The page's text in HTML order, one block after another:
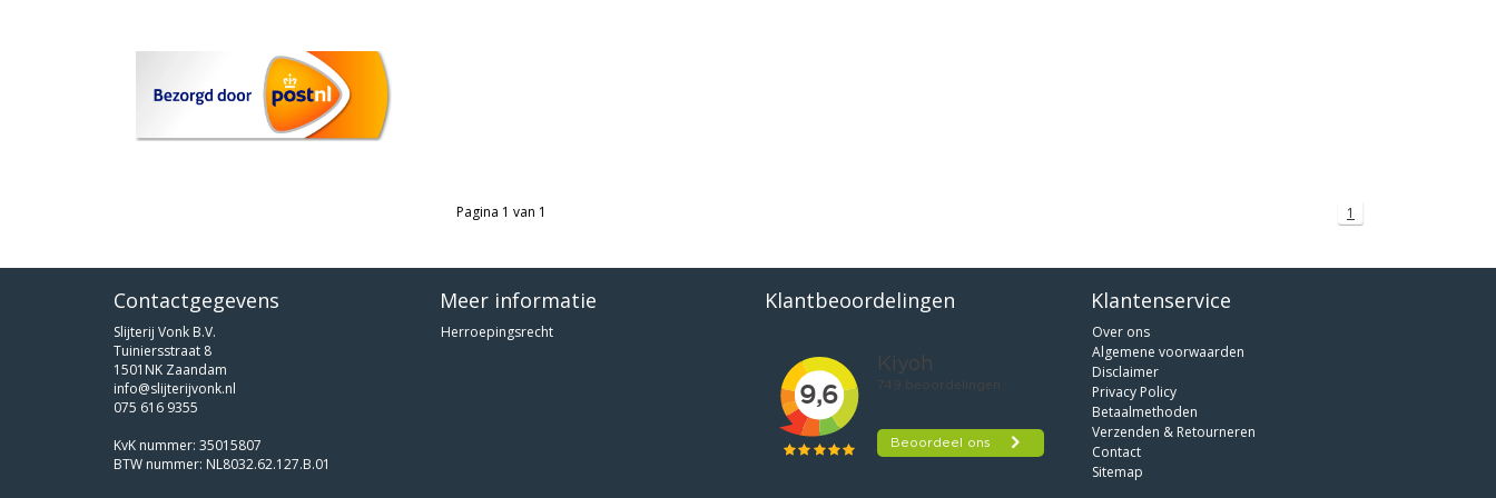
Pagina 1 van 1 1
Contactgegevens
Slijterij Vonk B.V.
Tuiniersstraat 8
1501NK Zaandam
info@slijterijvonk.nl
075 616 9355
KvK nummer: 35015807
BTW nummer: NL8032.62.127.B.01
Meer informatie
Herroepingsrecht
Klantbeoordelingen Klantenservice
Over ons
Algemene voorwaarden
Disclaimer
Privacy Policy
Betaalmethoden
Verzenden & Retourneren
Contact
Sitemap